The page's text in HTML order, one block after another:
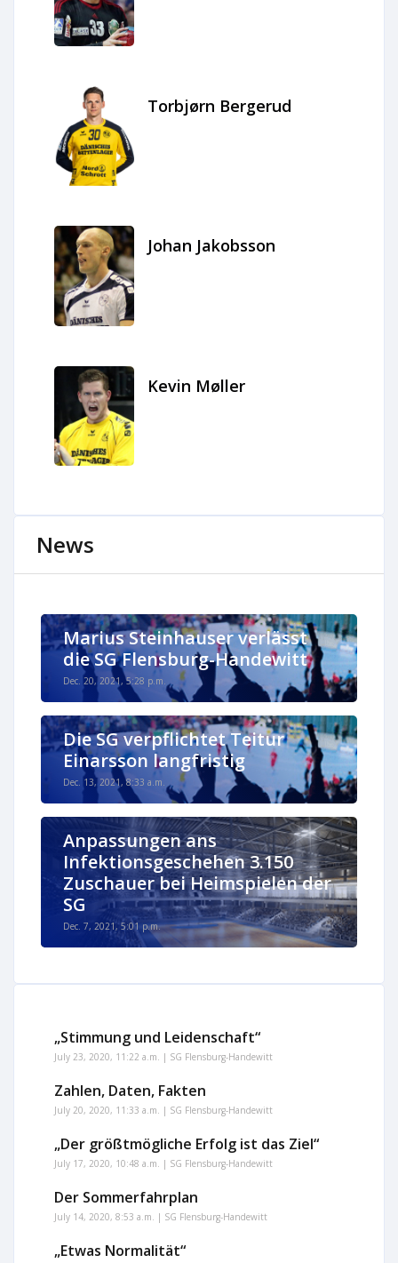
Torbjørn Bergerud
Johan Jakobsson
Kevin Møller
News
Marius Steinhauser verlässt
die SG Flensburg-Handewitt
Dec. 20, 2021, 5:28 p.m.
Die SG verpflichtet Teitur
Einarsson langfristig
Dec. 13, 2021, 8:33 a.m.
Anpassungen ans
Infektionsgeschehen 3.150
Zuschauer bei Heimspielen der
SG
Dec. 7, 2021, 5:01 p.m.
„Stimmung und Leidenschaft“
July 23, 2020, 11:22 a.m. | SG Flensburg-Handewitt
Zahlen, Daten, Fakten
July 20, 2020, 11:33 a.m. | SG Flensburg-Handewitt
„Der größtmögliche Erfolg ist das Ziel“
July 17, 2020, 10:48 a.m. | SG Flensburg-Handewitt
Der Sommerfahrplan
July 14, 2020, 8:53 a.m. | SG Flensburg-Handewitt
„Etwas Normalität“